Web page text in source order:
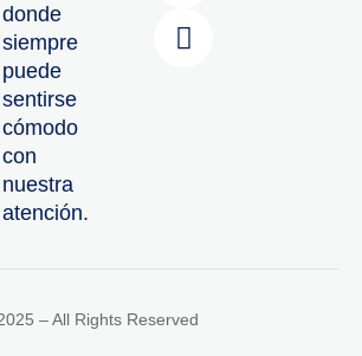
donde
siempre
puede
sentirse
cómodo
con
nuestra
atención.
– All Rights Reserved